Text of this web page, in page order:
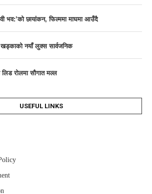
भव:’को छायांकन, फिल्ममा माघमा आउँदै
खड्काको नयाँ लुक्स सार्वजनिक
राेलमा सौगात मल्ल
USEFUL LINKS